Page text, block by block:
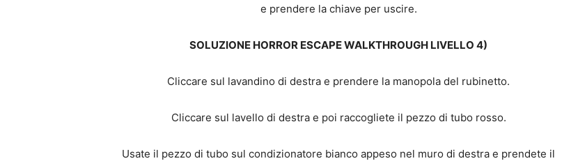
e prendere la chiave per uscire.
SOLUZIONE HORROR ESCAPE WALKTHROUGH LIVELLO 4)
Cliccare sul lavandino di destra e prendere la manopola del rubinetto.
Cliccare sul lavello di destra e poi raccogliete il pezzo di tubo rosso.
Usate il pezzo di tubo sul condizionatore bianco appeso nel muro di destra e prendete il